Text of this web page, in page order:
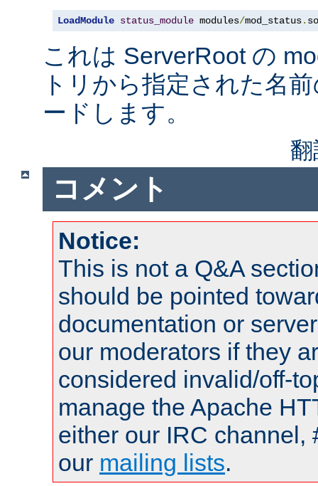
LoadModule status_module modules/mod_status. so
これは ServerRoot の
トリから指定された名
ードします。
コメント
Notice:
This is not a Q&A
should be pointed
documentation or
our moderators if they
considered invalid/off-
manage the Apache
either our IRC channel,
our mailing lists.